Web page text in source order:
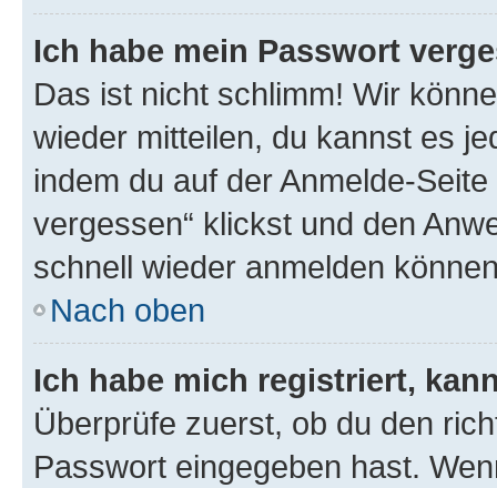
Ich habe mein Passwort
Das ist nicht schlimm! Wir
wieder mitteilen, du kannst es
indem du auf der Anmelde-
vergessen“ klickst und den
schnell wieder anmelden
Nach oben
Ich habe mich registriert,
Überprüfe zuerst, ob du den
Passwort eingegeben hast.